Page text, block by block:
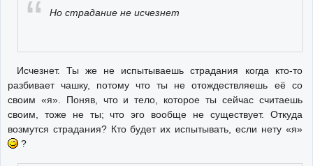
Но страдание не исчезнет
Исчезнет. Ты же не испытываешь страдания когда кто-то
разбивает чашку, потому что ты не отождествляешь её со
своим «я». Поняв, что и тело, которое ты сейчас считаешь
своим, тоже не ты; что эго вообще не существует. Откуда
возмутся страдания? Кто будет их испытывать, если нету «я»
?